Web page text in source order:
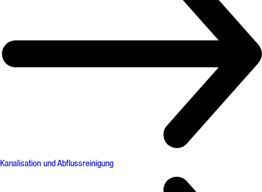
Kanalisation und Abflussreinigung